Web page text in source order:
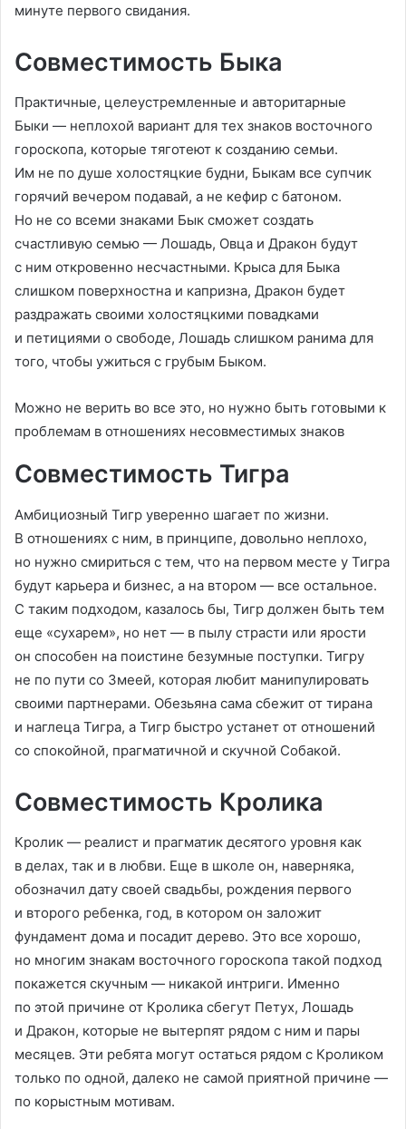
минуте первого свидания.
Совместимость Быка
Практичные, целеустремленные и авторитарные
Быки — неплохой вариант для тех знаков восточного
гороскопа, которые тяготеют к созданию семьи.
Им не по душе холостяцкие будни, Быкам все супчик
горячий вечером подавай, а не кефир с батоном.
Но не со всеми знаками Бык сможет создать
счастливую семью — Лошадь, Овца и Дракон будут
с ним откровенно несчастными. Крыса для Быка
слишком поверхностна и капризна, Дракон будет
раздражать своими холостяцкими повадками
и петициями о свободе, Лошадь слишком ранима для
того, чтобы ужиться с грубым Быком.
Можно не верить во все это, но нужно быть готовыми к
проблемам в отношениях несовместимых знаков
Совместимость Тигра
Амбициозный Тигр уверенно шагает по жизни.
В отношениях с ним, в принципе, довольно неплохо,
но нужно смириться с тем, что на первом месте у Тигра
будут карьера и бизнес, а на втором — все остальное.
С таким подходом, казалось бы, Тигр должен быть тем
еще «сухарем», но нет — в пылу страсти или ярости
он способен на поистине безумные поступки. Тигру
не по пути со Змеей, которая любит манипулировать
своими партнерами. Обезьяна сама сбежит от тирана
и наглеца Тигра, а Тигр быстро устанет от отношений
со спокойной, прагматичной и скучной Собакой.
Совместимость Кролика
Кролик — реалист и прагматик десятого уровня как
в делах, так и в любви. Еще в школе он, наверняка,
обозначил дату своей свадьбы, рождения первого
и второго ребенка, год, в котором он заложит
фундамент дома и посадит дерево. Это все хорошо,
но многим знакам восточного гороскопа такой подход
покажется скучным — никакой интриги. Именно
по этой причине от Кролика сбегут Петух, Лошадь
и Дракон, которые не вытерпят рядом с ним и пары
месяцев. Эти ребята могут остаться рядом с Кроликом
только по одной, далеко не самой приятной причине —
по корыстным мотивам.